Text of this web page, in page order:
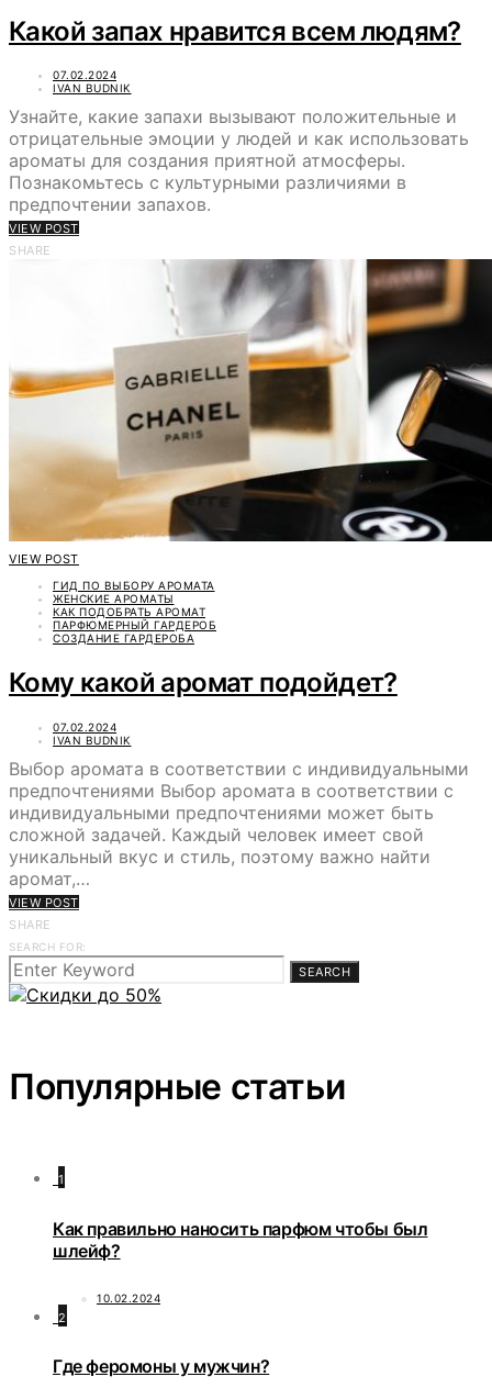
Какой запах нравится всем людям?
07.02.2024
IVAN BUDNIK
Узнайте, какие запахи вызывают положительные и
отрицательные эмоции у людей и как использовать
ароматы для создания приятной атмосферы.
Познакомьтесь с культурными различиями в
предпочтении запахов.
VIEW POST
SHARE
VIEW POST
ГИД ПО ВЫБОРУ АРОМАТА
ЖЕНСКИЕ АРОМАТЫ
КАК ПОДОБРАТЬ АРОМАТ
ПАРФЮМЕРНЫЙ ГАРДЕРОБ
СОЗДАНИЕ ГАРДЕРОБА
Кому какой аромат подойдет?
07.02.2024
IVAN BUDNIK
Выбор аромата в соответствии с индивидуальными
предпочтениями Выбор аромата в соответствии с
индивидуальными предпочтениями может быть
сложной задачей. Каждый человек имеет свой
уникальный вкус и стиль, поэтому важно найти
аромат,…
VIEW POST
SHARE
SEARCH FOR:
SEARCH
Популярные статьи
1
Как правильно наносить парфюм чтобы был
шлейф?
10.02.2024
2
Где феромоны у мужчин?